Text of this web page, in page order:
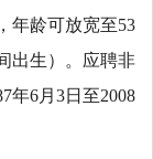
年龄可放宽至53
出生）。应聘非
年6月3日至2008